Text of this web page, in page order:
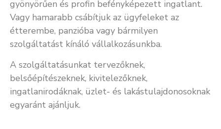
gyönyörűen és profin befényképezett ingatlant.
Vagy hamarabb csábítjuk az ügyfeleket az
étterembe, panzióba vagy bármilyen
szolgáltatást kínáló vállalkozásunkba.
A szolgáltatásunkat tervezőknek,
belsőépítészeknek, kivitelezőknek,
ingatlanirodáknak, üzlet- és lakástulajdonosoknak
egyaránt ajánljuk.